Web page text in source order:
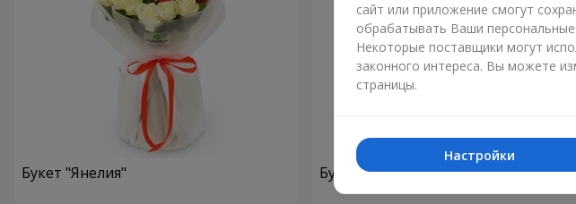
Букет "Янелия" Букет "Искренность"
сайт или приложение смогут
обрабатывать Ваши
Некоторые поставщики могут
законного интереса. Вы можете
страницы.
Настройки